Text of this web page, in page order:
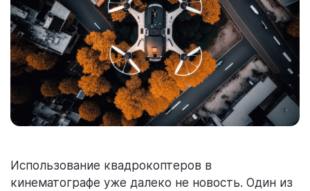
Использование квадрокоптеров в
кинематографе уже далеко не новость. Один из